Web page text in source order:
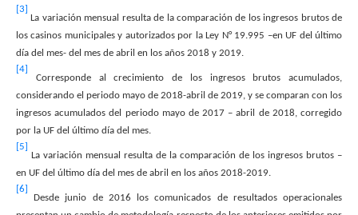
[3]
La variación mensual resulta de la comparación de los ingresos brutos de
los casinos municipales y autorizados por la Ley N° 19.995 –en UF del último
día del mes- del mes de abril en los años 2018 y 2019.
[4]
Corresponde al crecimiento de los ingresos brutos acumulados,
considerando el periodo mayo de 2018-abril de 2019, y se comparan con los
ingresos acumulados del periodo mayo de 2017 – abril de 2018, corregido
por la UF del último día del mes.
[5]
La variación mensual resulta de la comparación de los ingresos brutos –
en UF del último día del mes de abril en los años 2018-2019.
[6]
Desde junio de 2016 los comunicados de resultados operacionales